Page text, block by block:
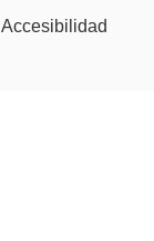
Accesibilidad